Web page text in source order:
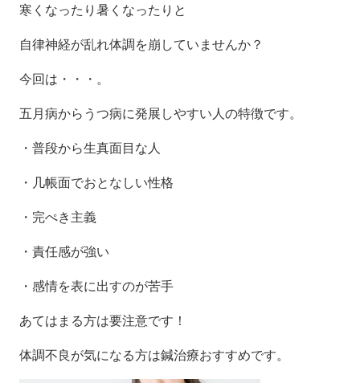
寒くなったり暑くなったりと
自律神経が乱れ体調を崩していませんか？
今回は・・・。
五月病からうつ病に発展しやすい人の特徴です。
・普段から生真面目な人
・几帳面でおとなしい性格
・完ぺき主義
・責任感が強い
・感情を表に出すのが苦手
あてはまる方は要注意です！
体調不良が気になる方は鍼治療おすすめです。